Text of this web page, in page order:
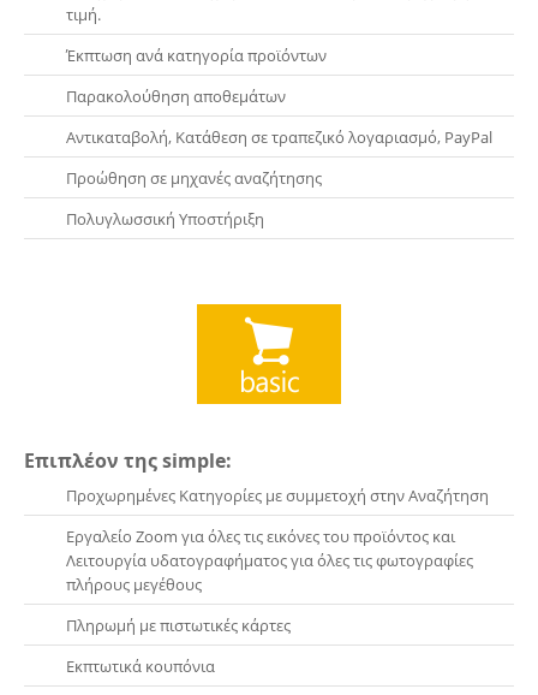
τιμή.
Έκπτωση ανά κατηγορία προϊόντων
Παρακολούθηση αποθεμάτων
Αντικαταβολή, Κατάθεση σε τραπεζικό λογαριασμό, PayPal
Προώθηση σε μηχανές αναζήτησης
Πολυγλωσσική Υποστήριξη
Επιπλέον της simple:
Προχωρημένες Κατηγορίες με συμμετοχή στην Αναζήτηση
Εργαλείο Zoom για όλες τις εικόνες του προϊόντος και
Λειτουργία υδατογραφήματος για όλες τις φωτογραφίες
πλήρους μεγέθους
Πληρωμή με πιστωτικές κάρτες
Εκπτωτικά κουπόνια